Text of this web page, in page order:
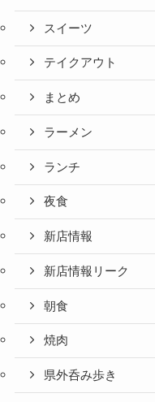
スイーツ
テイクアウト
まとめ
ラーメン
ランチ
夜食
新店情報
新店情報リーク
朝食
焼肉
県外呑み歩き